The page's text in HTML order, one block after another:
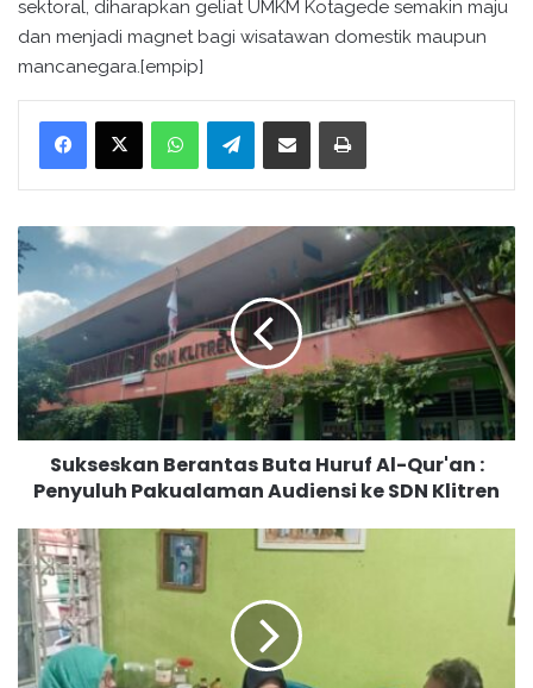
sektoral, diharapkan geliat UMKM Kotagede semakin maju
dan menjadi magnet bagi wisatawan domestik maupun
mancanegara.[empip]
WhatsApp Telegram
S
u
k
e
s
k
n
a
n
t
a
s
Sukseskan Berantas Buta Huruf Al-Qur'an :
Penyuluh Pakualaman Audiensi ke SDN Klitren
P
e
n
y
u
l